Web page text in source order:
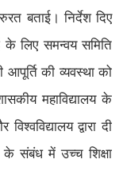
बताई। निर्देश दिए
के लिए समन्वय समिति
की व्यवस्था को
महाविद्यालय के
द्वारा दी
के संबंध में उच्च शिक्षा